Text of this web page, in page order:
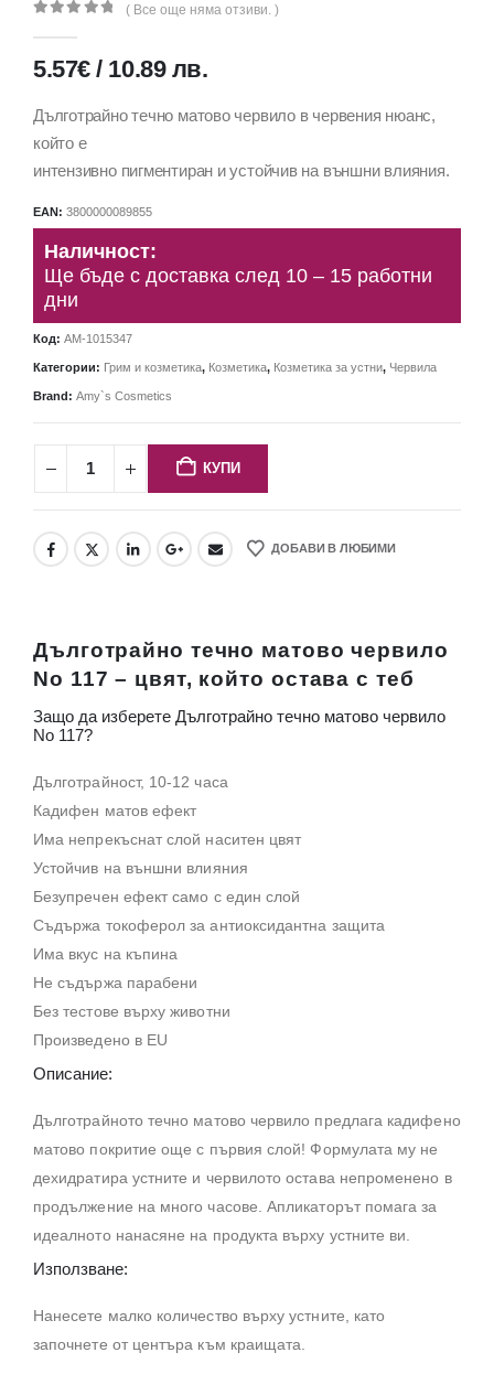
( Все още няма отзиви. )
5.57€ / 10.89 лв.
Дълготрайно течно матово червило в червения нюанс,
който е
интензивно пигментиран и устойчив на външни влияния.
EAN: 3800000089855
Наличност:
Ще бъде с доставка след 10 – 15 работни
дни
Код: AM-1015347
Категории: Грим и козметика, Козметика, Козметика за устни, Червила
Brand: Amy`s Cosmetics
КУПИ
ДОБАВИ В ЛЮБИМИ
Дълготрайно течно матово червило
No 117 – цвят, който остава с теб
Защо да изберете Дълготрайно течно матово червило
No 117?
Дълготрайност, 10-12 часа
Кадифен матов ефект
Има непрекъснат слой наситен цвят
Устойчив на външни влияния
Безупречен ефект само с един слой
Съдържа токоферол за антиоксидантна защита
Има вкус на къпина
Не съдържа парабени
Без тестове върху животни
Произведено в EU
Описание:
Дълготрайното течно матово червило предлага кадифено
матово покритие още с първия слой! Формулата му не
дехидратира устните и червилото остава непроменено в
продължение на много часове. Апликаторът помага за
идеалното нанасяне на продукта върху устните ви.
Използване:
Нанесете малко количество върху устните, като
започнете от центъра към краищата.